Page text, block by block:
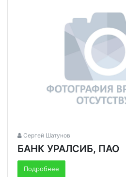
Сергей Шатунов
БАНК УРАЛСИБ, ПАО
Подробнее